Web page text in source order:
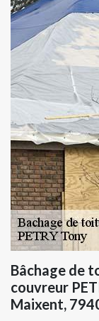
Bâchage de
couvreur
Maixent,